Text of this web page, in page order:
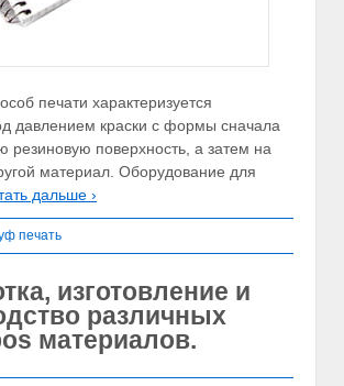
печати характеризуется
давлением краски с формы сначала
резиновую поверхность, а затем на
материал. Оборудование для
дальше ›
печать
изготовление и
различных
материалов.